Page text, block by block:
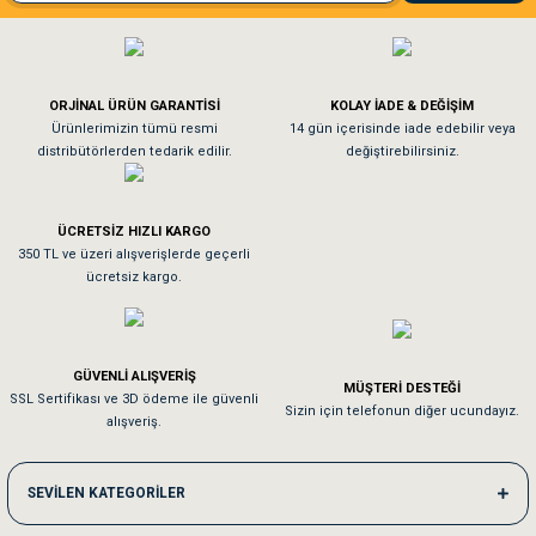
Gönder
El**** Ek******
Köpeğim bayıldı hediyeler için teşekkürler
As**** Tu******
Tavşanım kafesinin kalitesine ve paketlemesine bayıldım
Sa**** On******
Kedilerim beğeniyorlar. Memnunuz. Uygun fiyatta olması iyi.
Me***** Ya******
Akşam verdiğim sipariş bir sonraki gün elime ulaştı. Jack russell köpeğim
ORJİNAL ÜRÜN GARANTİSİ
Ürünlerimizin tümü resmi
distribütörlerden tedarik edilir.
KOLAY İADE & DEĞİŞİM
14 gün içerisinde iade edebilir veya
değiştirebilirsiniz.
ÜCRETSİZ HIZLI KARGO
350 TL ve üzeri alışverişlerde geçerli
ücretsiz kargo.
GÜVENLİ ALIŞVERİŞ
SSL Sertifikası ve 3D ödeme ile güvenli
alışveriş.
MÜŞTERİ DESTEĞİ
Sizin için telefonun diğer ucundayız.
SEVİLEN KATEGORİLER